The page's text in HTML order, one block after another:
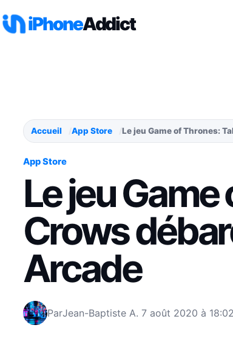
iPhoneAddict
Accueil App Store Le jeu Game of Thrones:
App Store
Le jeu
Crows
Arcade
ParJean-Baptiste A. 7 août 2020 à 18:02